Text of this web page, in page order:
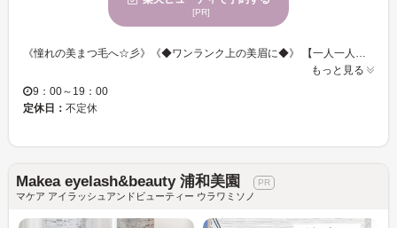
[PR]
《憧れの美まつ毛へ☆彡》《◆ワンランク上の美眉に◆》 【一人一人のご要望や、目の形・状態に合わせてエクステの種類を選んでくれる♪】 お仕事帰り、お買い物帰りに気軽に立ち寄れる♪ずっときれいなまつげでいたい方☆彡 「似合わせまつげパーマ」「パリジェンヌラッシュリフト」「アイブロウWAX脱毛」お客様の理想を叶えるため、種類豊富にメニューをご用意しております♪ オシャレでHappyな毎日を送りませんか？一緒にお客様の魅力を引き出します！
もっと見る
9：00～19：00
定休日： 不定休
Makea eyelash&beauty 浦和美園
マケア アイラッシュアンドビューティー ウラワミソノ